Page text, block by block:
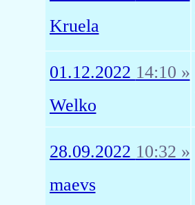
Kruela
01.12.2022 14:10 »
Welko
28.09.2022 10:32 »
maevs